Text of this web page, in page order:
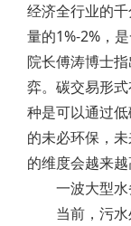
经济全行业的
量的1%-2%，
院长傅涛博士
弈。碳交易形
种是可以通过
的未必环保，
的维度会越来
一波大型水
当前，污水